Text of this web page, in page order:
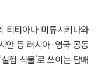
티티아나 미튜시키나와
안 등 러시아·영국 공동
험 식물’로 쓰이는 담배